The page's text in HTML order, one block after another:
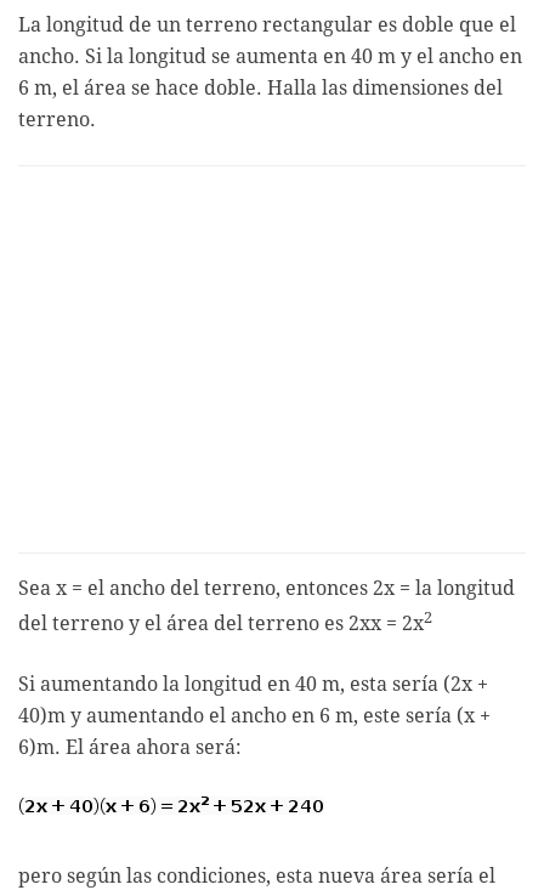
La longitud de un terreno rectangular es doble que el
ancho. Si la longitud se aumenta en 40 m y el ancho en
6 m, el área se hace doble. Halla las dimensiones del
terreno.
Sea x = el ancho del terreno, entonces 2x = la longitud
del terreno y el área del terreno es 2xx = 2x2
Si aumentando la longitud en 40 m, esta sería (2x +
40)m y aumentando el ancho en 6 m, este sería (x +
6)m. El área ahora será:
pero según las condiciones, esta nueva área sería el